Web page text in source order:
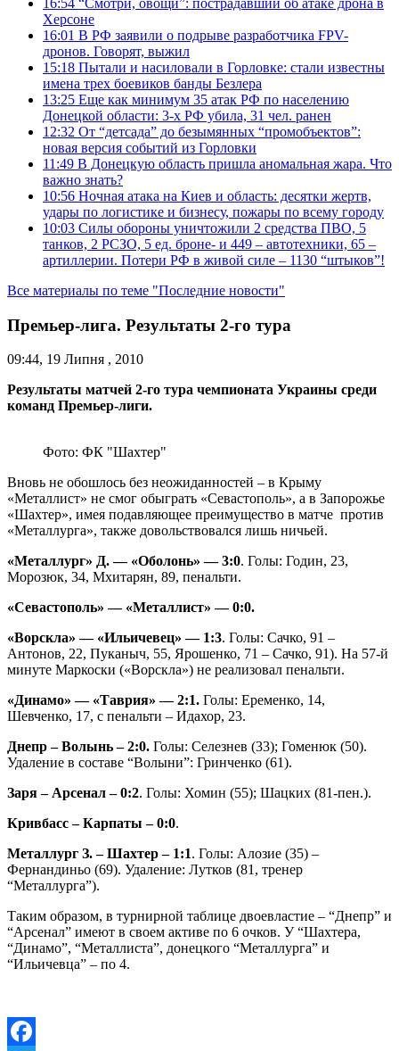
Херсоне
16:01 В РФ заявили о подрыве разработчика FPV-
дронов. Говорят, выжил
15:18 Пытали и насиловали в Горловке: стали известны
имена трех боевиков банды Безлера
13:25 Еще как минимум 35 атак РФ по населению
Донецкой области: 3-х РФ убила, 31 чел. ранен
12:32 От “детсада” до безымянных “промобъектов”:
новая версия событий из Горловки
11:49 В Донецкую область пришла аномальная жара. Что
важно знать?
10:56 Ночная атака на Киев и область: десятки жертв,
удары по логистике и бизнесу, пожары по всему городу
10:03 Силы обороны уничтожили 2 средства ПВО, 5
танков, 2 РСЗО, 5 ед. броне- и 449 – автотехники, 65 –
артиллерии. Потери РФ в живой силе – 1130 “штыков”!
Все материалы по теме "Последние новости"
Премьер-лига. Результаты 2-го тура
09:44, 19 Липня , 2010
Результаты матчей 2-го тура чемпионата Украины среди
команд Премьер-лиги.
Фото: ФК "Шахтер"
Вновь не обошлось без неожиданностей – в Крыму
«Металлист» не смог обыграть «Севастополь», а в Запорожье
«Шахтер», имея подавляющее преимущество в матче против
«Металлурга», также довольствовался лишь ничьей.
«Металлург» Д. — «Оболонь» — 3:0. Голы: Годин, 23,
Морозюк, 34, Мхитарян, 89, пенальти.
«Севастополь» — «Металлист» — 0:0.
«Ворскла» — «Ильичевец» — 1:3. Голы: Сачко, 91 –
Антонов, 22, Пуканыч, 55, Ярошенко, 71 – Сачко, 91). На 57-й
минуте Маркоски («Ворскла») не реализовал пенальти.
«Динамо» — «Таврия» — 2:1. Голы: Еременко, 14,
Шевченко, 17, с пенальти – Идахор, 23.
Днепр – Волынь – 2:0. Голы: Селезнев (33); Гоменюк (50).
Удаление в составе “Волыни”: Гринченко (61).
Заря – Арсенал – 0:2. Голы: Хомин (55); Шацких (81-пен.).
Кривбасс – Карпаты – 0:0.
Металлург З. – Шахтер – 1:1. Голы: Алозие (35) –
Фернандиньо (69). Удаление: Лутков (81, тренер
“Металлурга”).
Таким образом, в турнирной таблице двоевластие – “Днепр” и
“Арсенал” имеют в своем активе по 6 очков. У “Шахтера,
“Динамо”, “Металлиста”, донецкого “Металлурга” и
“Ильичевца” – по 4.